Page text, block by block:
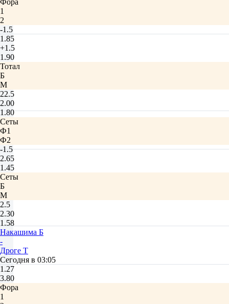
Фора
1
2
-1.5
1.85
+1.5
1.90
Тотал
Б
М
22.5
2.00
1.80
Сеты
Ф1
Ф2
-1.5
2.65
1.45
Сеты
Б
М
2.5
2.30
1.58
Накашима Б
-
Дроге Т
Сегодня в 03:05
1.27
3.80
Фора
1